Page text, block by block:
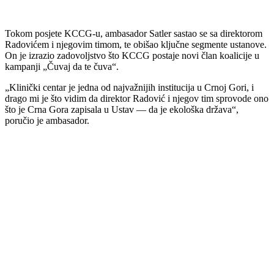
Tokom posjete KCCG-u, ambasador Satler sastao se sa direktorom
Radovićem i njegovim timom, te obišao ključne segmente ustanove.
On je izrazio zadovoljstvo što KCCG postaje novi član koalicije u
kampanji „Čuvaj da te čuva“.
„Klinički centar je jedna od najvažnijih institucija u Crnoj Gori, i
drago mi je što vidim da direktor Radović i njegov tim sprovode ono
što je Crna Gora zapisala u Ustav — da je ekološka država“,
poručio je ambasador.